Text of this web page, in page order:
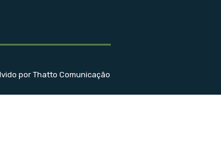
por Thatto Comunicação